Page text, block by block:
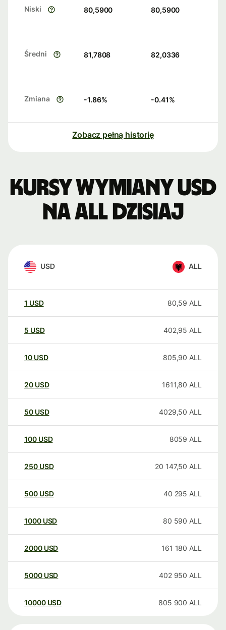
Niski 80,5900 80,5900
Średni 81,7808 82,0336
Zmiana -1.86% -0.41%
Zobacz pełną historię
Kursy wymiany USD
na ALL dzisiaj
USD ALL
1 USD 80,59 ALL
5 USD 402,95 ALL
10 USD 805,90 ALL
20 USD 1611,80 ALL
50 USD 4029,50 ALL
100 USD 8059 ALL
250 USD 20 147,50 ALL
500 USD 40 295 ALL
1000 USD 80 590 ALL
2000 USD 161 180 ALL
5000 USD 402 950 ALL
10000 USD 805 900 ALL